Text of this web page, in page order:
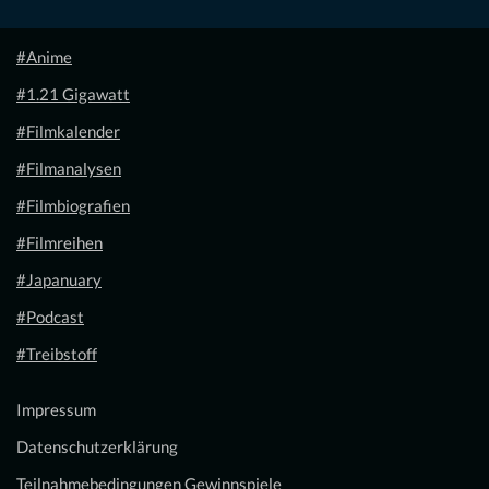
#Anime
#1.21 Gigawatt
#Filmkalender
#Filmanalysen
#Filmbiografien
#Filmreihen
#Japanuary
#Podcast
#Treibstoff
Impressum
Datenschutzerklärung
Teilnahmebedingungen Gewinnspiele